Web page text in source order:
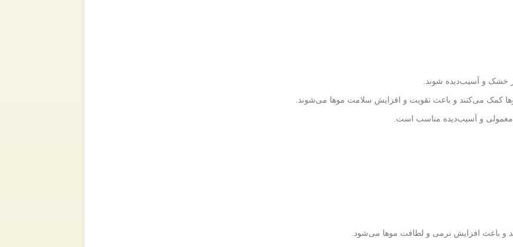
خشک و آسیب‌دیده شوند.
کمک می‌کنند و باعث تقویت و افزایش سلامت موها می‌شوند.
معمولی و آسیب‌دیده مناسب است.
و باعث افزایش نرمی و لطافت موها می‌شود.